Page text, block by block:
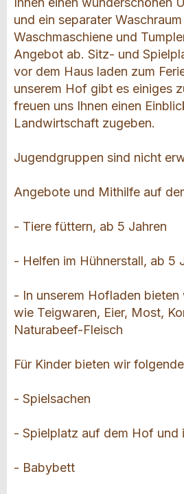
und ein separater
Waschmaschiene und
Angebot ab. Sitz- und
vor dem Haus laden zum
unserem Hof gibt es einiges
freuen uns Ihnen einen
Landwirtschaft zugeben.
Jugendgruppen sind nicht
Angebote und Mithilfe auf
- Tiere füttern, ab 5 Jahren
- Helfen im Hühnerstall, ab 5
- In unserem Hofladen bieten
wie Teigwaren, Eier, Most,
Naturabeef-Fleisch
Für Kinder bieten wir
- Spielsachen
- Spielplatz auf dem Hof und
- Babybett